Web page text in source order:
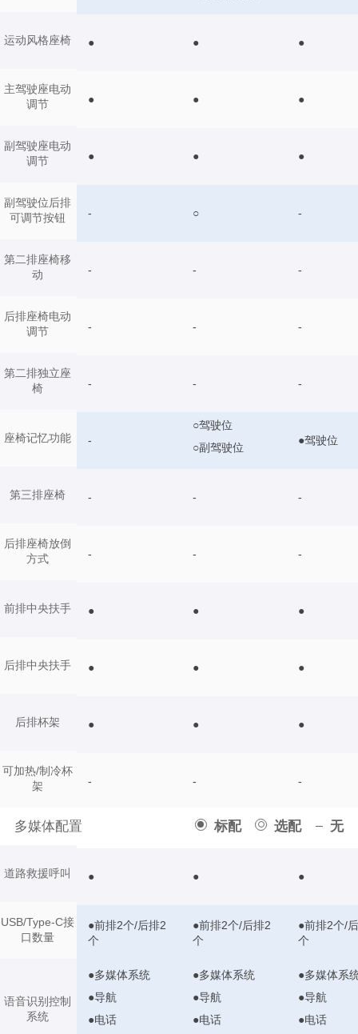
运动风格座椅
主驾驶座电动
调节
副驾驶座电动
调节
副驾驶位后排
可调节按钮
第二排座椅移
动
后排座椅电动
调节
第二排独立座
椅
座椅记忆功能
第三排座椅
后排座椅放倒
方式
前排中央扶手
后排中央扶手
后排杯架
可加热/制冷杯
架
多媒体配置 标配 选配 无
道路救援呼叫
USB/Type-C接
口数量
语音识别控制
系统
● ● ●
● ● ●
● ● ●
- ○ -
- - -
- - -
- - -
-
○驾驶位
○副驾驶位
●驾驶位
- - -
- - -
● ● ●
● ● ●
● ● ●
- - -
● ● ●
●前排2个/后排2
个
●前排2个/后排2
个
●前排2个/
个
●多媒体系统
●导航
●电话
●多媒体系统
●导航
●电话
●多媒体系
●导航
●电话